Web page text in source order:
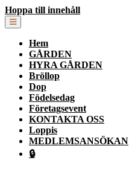
Hoppa till innehåll
Hem
GÅRDEN
HYRA GÅRDEN
Bröllop
Dop
Födelsedag
Företagsevent
KONTAKTA OSS
Loppis
MEDLEMSANSÖKAN
🔒